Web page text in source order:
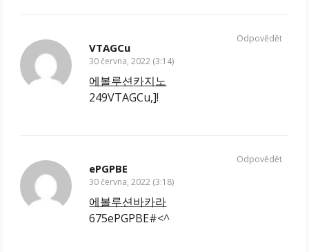
VTAGCu
30 června, 2022 (3:14)
에볼루션카지노
249VTAGCu,]!
Odpovědět
ePGPBE
30 června, 2022 (3:18)
에볼루션바카라
675ePGPBE#<^
Odpovědět